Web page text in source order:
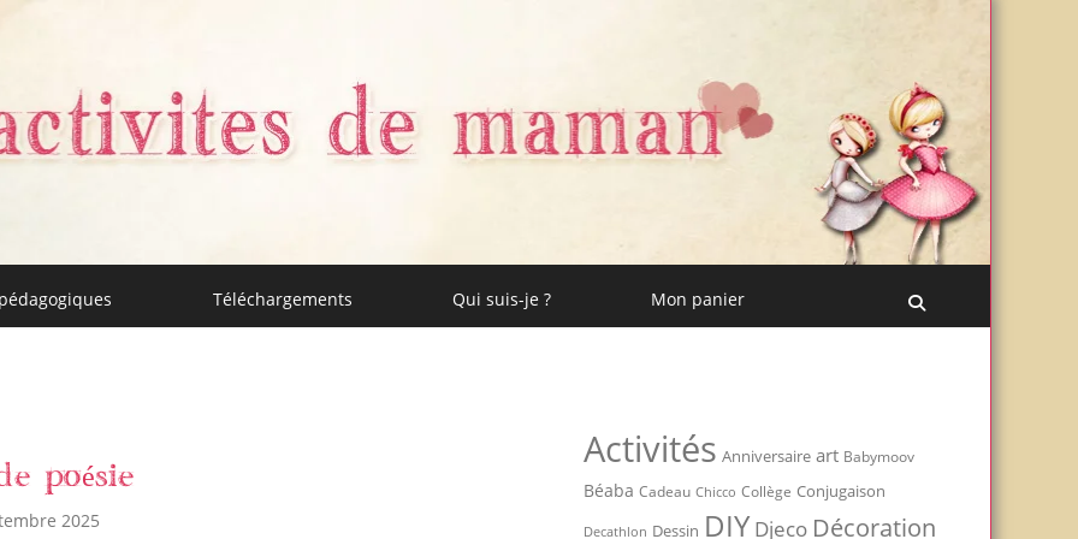
Téléchargements Qui suis-je ? Mon panier
poésie
2025
Activités Anniversaire art Babymoov
Béaba Cadeau Chicco Collège Conjugaison
Decathlon Dessin DIY Djeco Décoration